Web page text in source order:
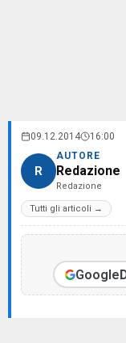
09.12.2014 16:00
R
AUTORE
Redazione
Redazione
Tutti gli articoli →
Google